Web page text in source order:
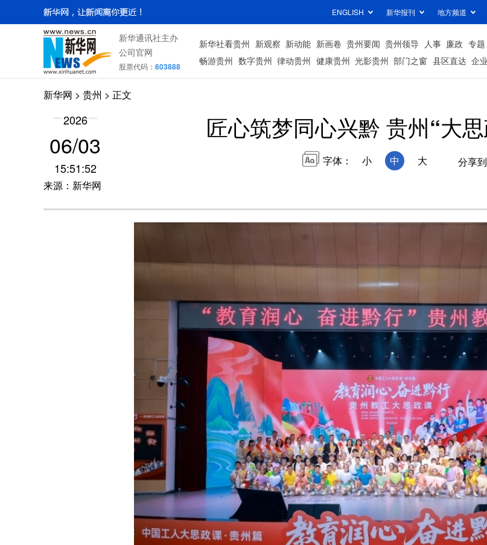
ENGLISH 新华报刊 地方频道
新华通讯社主办
公司官网
股票代码： 603888
新华社看贵州 新观察 新动能 新画卷 贵州要闻 贵州领导 人事 廉政 专题
畅游贵州 数字贵州 律动贵州 健康贵州 光影贵州 部门之窗 县区直达 企
新华网 > 贵州 > 正文
2026
06/03
15:51:52
来源：新华网
匠心筑梦同心兴黔 贵州“大
字体： 小 中 大 分享到